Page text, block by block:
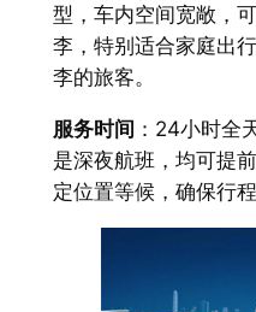
型，车内空间宽敞，
李，特别适合家庭出
李的旅客。
服务时间 ：24小时全
是深夜航班，均可提
定位置等候，确保行程